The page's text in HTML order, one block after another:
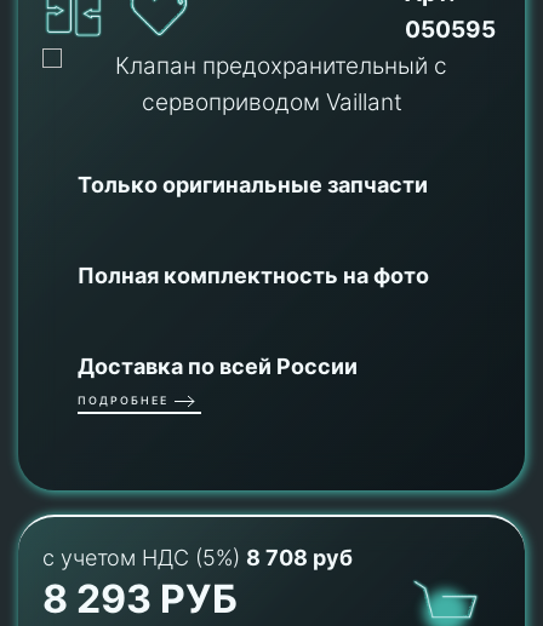
050595
Только оригинальные запчасти
Полная комплектность на фото
Доставка по всей России
ПОДРОБНЕЕ
с учетом НДС (5%) 8 708 руб
8 293 РУБ